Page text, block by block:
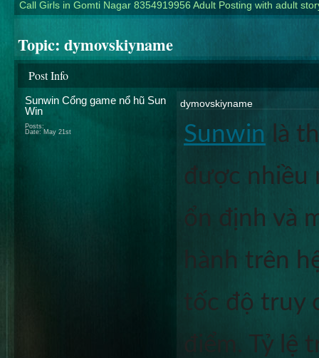
Call Girls in Gomti Nagar 8354919956 Adult Posting with adult
Topic: dymovskiyname
Post Info
Sunwin Cổng game nổ hũ Sun
Win
Posts:
Date: May 21st
dymovskiyname
Sunwin là
được
ổn định và
hành trên
tốc độ truy
điểm. Tỷ